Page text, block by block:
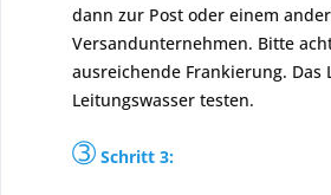
dann zur Post oder einem
Versandunternehmen. Bitte
ausreichende Frankierung. Das
Leitungswasser testen.
➂ Schritt 3: